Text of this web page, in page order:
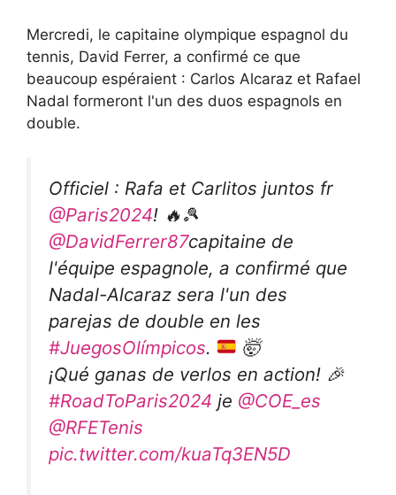
Mercredi, le capitaine olympique espagnol du
tennis, David Ferrer, a confirmé ce que
beaucoup espéraient : Carlos Alcaraz et Rafael
Nadal formeront l'un des duos espagnols en
double.
Officiel : Rafa et Carlitos juntos fr
@Paris2024! 🔥🎾
@DavidFerrer87capitaine de
l'équipe espagnole, a confirmé que
Nadal-Alcaraz sera l'un des
parejas de double en les
#JuegosOlímpicos.
🤯
¡Qué ganas de verlos en action! 🎉
#RoadToParis2024 je @COE_es
@RFETenis
pic.twitter.com/kuaTq3EN5D